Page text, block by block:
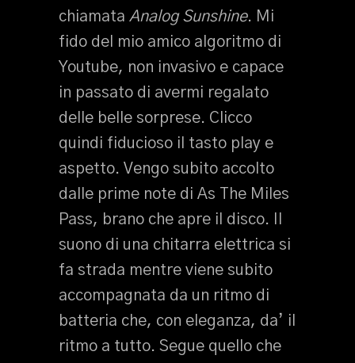
chiamata Analog Sunshine. Mi
fido del mio amico algoritmo di
Youtube, non invasivo e capace
in passato di avermi regalato
delle belle sorprese. Clicco
quindi fiducioso il tasto play e
aspetto. Vengo subito accolto
dalle prime note di As The Miles
Pass, brano che apre il disco. Il
suono di una chitarra elettrica si
fa strada mentre viene subito
accompagnata da un ritmo di
batteria che, con eleganza, da’ il
ritmo a tutto. Segue quello che